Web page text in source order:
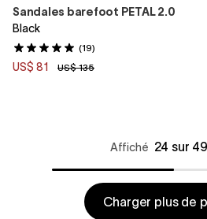
Sandales barefoot PETAL 2.0
Black
(19)
US$ 81 US$ 135
Affiché 24 sur 49
Charger plus de